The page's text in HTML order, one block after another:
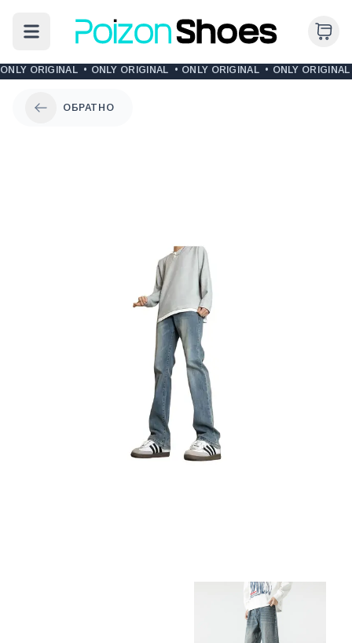
ONLY ORIGINAL • ONLY ORIGINAL • ONLY ORIGINAL • ONLY ORIGINAL
ОБРАТНО